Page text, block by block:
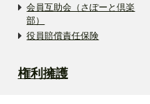
会員互助会（さぽーと倶楽
部）
役員賠償責任保険
権利擁護